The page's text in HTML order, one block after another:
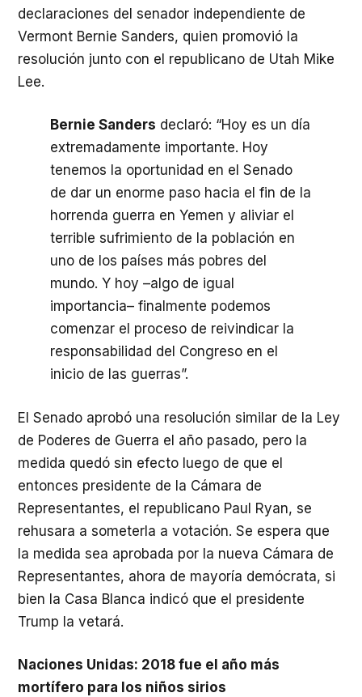
declaraciones del senador independiente de
Vermont Bernie Sanders, quien promovió la
resolución junto con el republicano de Utah Mike
Lee.
Bernie Sanders declaró: “Hoy es un día
extremadamente importante. Hoy
tenemos la oportunidad en el Senado
de dar un enorme paso hacia el fin de la
horrenda guerra en Yemen y aliviar el
terrible sufrimiento de la población en
uno de los países más pobres del
mundo. Y hoy –algo de igual
importancia– finalmente podemos
comenzar el proceso de reivindicar la
responsabilidad del Congreso en el
inicio de las guerras”.
El Senado aprobó una resolución similar de la Ley
de Poderes de Guerra el año pasado, pero la
medida quedó sin efecto luego de que el
entonces presidente de la Cámara de
Representantes, el republicano Paul Ryan, se
rehusara a someterla a votación. Se espera que
la medida sea aprobada por la nueva Cámara de
Representantes, ahora de mayoría demócrata, si
bien la Casa Blanca indicó que el presidente
Trump la vetará.
Naciones Unidas: 2018 fue el año más
mortífero para los niños sirios